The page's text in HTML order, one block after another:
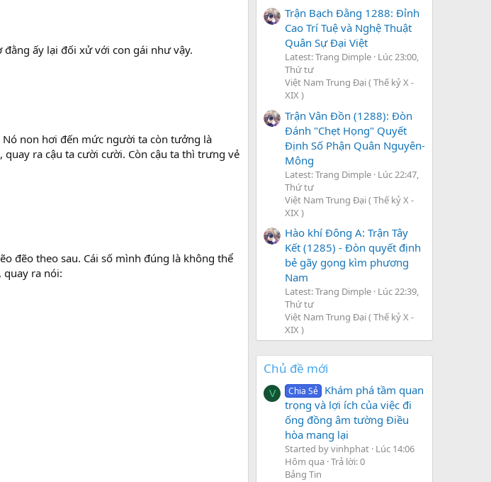
ấy lại đối xử với con gái như vậy.
non hơi đến mức người ta còn tưởng là
ra cậu ta cười cười. Còn cậu ta thì trưng vẻ
đẽo theo sau. Cái số mình đúng là không thể
ra nói:
Trận Bạch Đằng 1288: Đỉnh
Cao Trí Tuệ và Nghệ Thuật
Quân Sự Đại Việt
Latest: Trang Dimple Lúc 23:00,
Thứ tư
Việt Nam Trung Đại ( Thế kỷ X -
XIX )
Trận Vân Đồn (1288): Đòn
Đánh "Chẹt Họng" Quyết
Định Số Phận Quân Nguyên-
Mông
Latest: Trang Dimple Lúc 22:47,
Thứ tư
Việt Nam Trung Đại ( Thế kỷ X -
XIX )
Hào khí Đông A: Trận Tây
Kết (1285) - Đòn quyết định
bẻ gãy gọng kìm phương
Nam
Latest: Trang Dimple Lúc 22:39,
Thứ tư
Việt Nam Trung Đại ( Thế kỷ X -
XIX )
Chủ đề mới
V Chia Sẻ Khám phá tầm quan
trọng và lợi ích của việc đi
ống đồng âm tường Điều
hòa mang lại
Started by vinhphat Lúc 14:06
Hôm qua Trả lời: 0
Bảng Tin